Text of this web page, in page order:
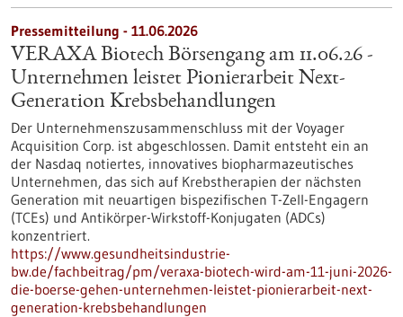
Pressemitteilung - 11.06.2026
VERAXA Biotech Börsengang am 11.06.26 -
Unternehmen leistet Pionierarbeit Next-
Generation Krebsbehandlungen
Der Unternehmenszusammenschluss mit der Voyager
Acquisition Corp. ist abgeschlossen. Damit entsteht ein an
der Nasdaq notiertes, innovatives biopharmazeutisches
Unternehmen, das sich auf Krebstherapien der nächsten
Generation mit neuartigen bispezifischen T-Zell-Engagern
(TCEs) und Antikörper-Wirkstoff-Konjugaten (ADCs)
konzentriert.
https://www.gesundheitsindustrie-
bw.de/fachbeitrag/pm/veraxa-biotech-wird-am-11-juni-2026-
die-boerse-gehen-unternehmen-leistet-pionierarbeit-next-
generation-krebsbehandlungen